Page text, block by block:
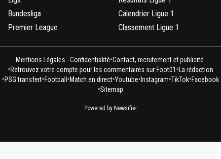
Bundesliga
Premier League
Calendrier Ligue 1
Classement Ligue 1
Mentions Légales - Confidentialité•Contact, recrutement et publicité
•Retrouvez votre compte pour les commentaires sur Foot01 • La rédaction
•PSG transfert•Football •Match en direct•Youtube• Instagram•TikTok•Facebook
•Sitemap
Powered by Newsifier